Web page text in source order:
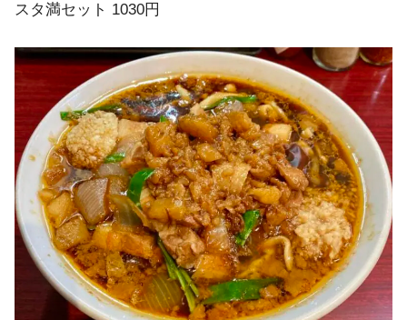
スタ満セット 1030円